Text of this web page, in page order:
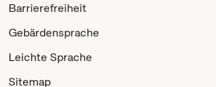
Barrierefreiheit
Gebärdensprache
Leichte Sprache
Sitemap